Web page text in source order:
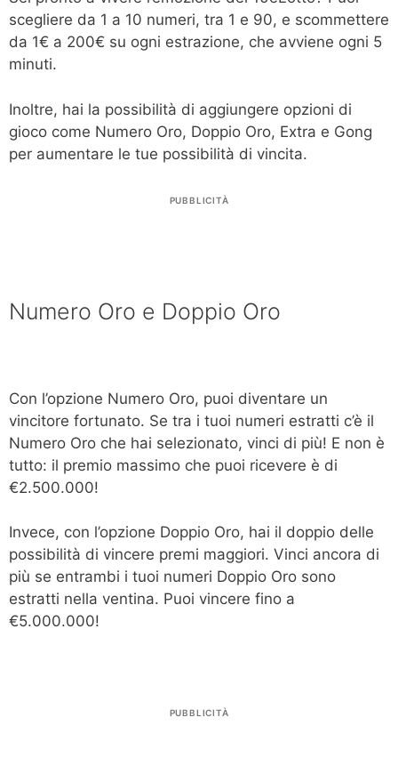
scegliere da 1 a 10 numeri, tra 1 e 90, e scommettere
da 1€ a 200€ su ogni estrazione, che avviene ogni 5
minuti.
Inoltre, hai la possibilità di aggiungere opzioni di
gioco come Numero Oro, Doppio Oro, Extra e Gong
per aumentare le tue possibilità di vincita.
PUBBLICITÀ
Numero Oro e Doppio Oro
Con l’opzione Numero Oro, puoi diventare un
vincitore fortunato. Se tra i tuoi numeri estratti c’è il
Numero Oro che hai selezionato, vinci di più! E non è
tutto: il premio massimo che puoi ricevere è di
€2.500.000!
Invece, con l’opzione Doppio Oro, hai il doppio delle
possibilità di vincere premi maggiori. Vinci ancora di
più se entrambi i tuoi numeri Doppio Oro sono
estratti nella ventina. Puoi vincere fino a
€5.000.000!
PUBBLICITÀ